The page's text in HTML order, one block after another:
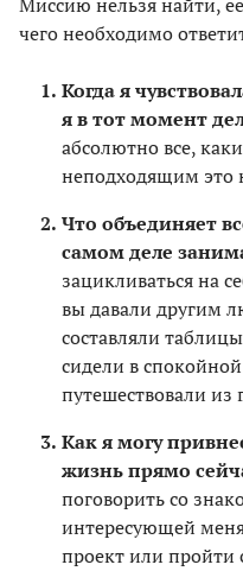
чего необходимо
Когда я
я в тот момент
абсолютно все,
неподходящим это
Что объединяет
самом деле
зацикливаться на
вы давали другим
составляли
сидели в
путешествовали из
Как я могу
жизнь прямо
поговорить со
интересующей
проект или пройти